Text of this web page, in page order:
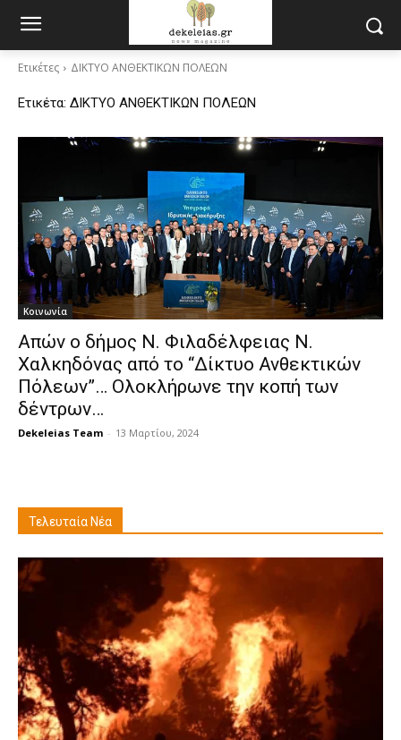
Ετικέτες ΔΙΚΤΥΟ ΑΝΘΕΚΤΙΚΩΝ ΠΟΛΕΩΝ
Ετικέτα: ΔΙΚΤΥΟ ΑΝΘΕΚΤΙΚΩΝ ΠΟΛΕΩΝ
Κοινωνία
Απών ο δήμος Ν. Φιλαδέλφειας Ν.
Χαλκηδόνας από το “Δίκτυο Ανθεκτικών
Πόλεων”… Ολοκλήρωνε την κοπή των
δέντρων…
Dekeleias Team - 13 Μαρτίου, 2024
Τελευταία Νέα